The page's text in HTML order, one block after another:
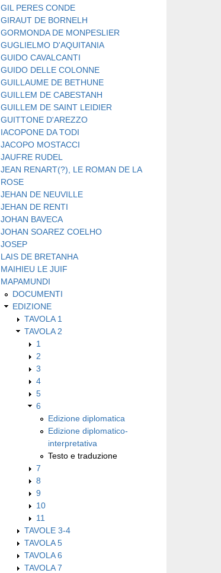
GIL PERES CONDE
GIRAUT DE BORNELH
GORMONDA DE MONPESLIER
GUGLIELMO D'AQUITANIA
GUIDO CAVALCANTI
GUIDO DELLE COLONNE
GUILLAUME DE BETHUNE
GUILLEM DE CABESTANH
GUILLEM DE SAINT LEIDIER
GUITTONE D'AREZZO
IACOPONE DA TODI
JACOPO MOSTACCI
JAUFRE RUDEL
JEAN RENART(?), LE ROMAN DE LA
ROSE
JEHAN DE NEUVILLE
JEHAN DE RENTI
JOHAN BAVECA
JOHAN SOAREZ COELHO
JOSEP
LAIS DE BRETANHA
MAIHIEU LE JUIF
MAPAMUNDI
DOCUMENTI
EDIZIONE
TAVOLA 1
TAVOLA 2
1
2
3
4
5
6
Edizione diplomatica
Edizione diplomatico-
interpretativa
Testo e traduzione
7
8
9
10
11
TAVOLE 3-4
TAVOLA 5
TAVOLA 6
TAVOLA 7